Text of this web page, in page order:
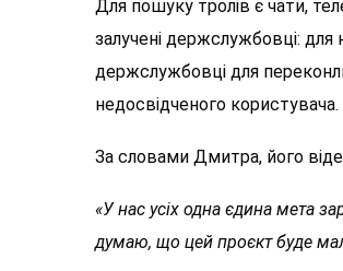
Для пошуку тролів є чати,
залучені держслужбовці: для
держслужбовці для
недосвідченого користувача.
За словами Дмитра, його
«У нас усіх одна єдина мета
думаю, що цей проєкт буде